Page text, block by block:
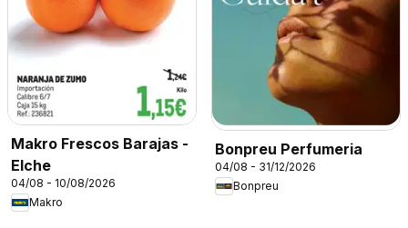
Makro Frescos Barajas -
Elche
04/08 - 10/08/2026
Makro
Bonpreu Perfumeria
04/08 - 31/12/2026
Bonpreu